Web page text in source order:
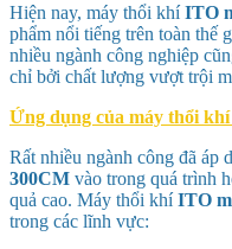
Hiện nay, máy thổi khíITO
phẩm nổi tiếng trên toàn thế
nhiều ngành công nghiệp
chỉ bởi chất lượng vượt trội
Ứng dụng của máy thổi
Rất nhiều ngành công đã áp
300CM vào trong quá trình
quả cao. Máy thổi khíITO
trong các lĩnh vực: